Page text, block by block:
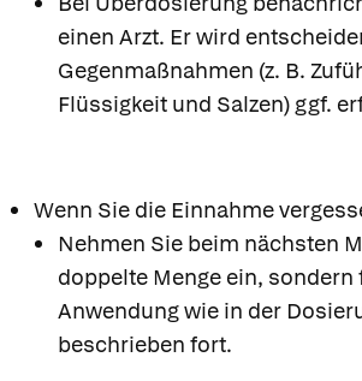
einen Arzt. Er wird
Gegenmaßnahmen (z. B.
Flüssigkeit und Salzen) ggf.
Wenn Sie die Einnahme
Nehmen Sie beim nächsten
doppelte Menge ein, sondern
Anwendung wie in der
beschrieben fort.